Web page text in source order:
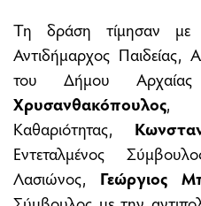
Τη δράση τίμησαν
Αντιδήμαρχος Παιδείας,
του Δήμου
Χρυσανθακόπουλος,
Καθαριότητας,
Εντεταλμένος
Λασιώνος, Γεώργιος